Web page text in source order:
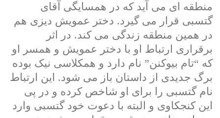
منطقه ای می آید که در همسایگی آقای
گتسبی قرار می گیرد. دختر عمویش دیزی هم
در همین منطقه زندگی می کند. در اثر
برقراری ارتباط او با دختر عمویش و همسر او
که “تام بیوکنن” نام دارد و همکلاسی نیک بوده
برگ جدیدی از داستان باز می شود. این ارتباط
نام گتسبی را برای او شاخص کرده و در پی
این کنجکاوی و البته با دعوت خود گتسبی وارد